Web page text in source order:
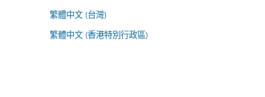
繁體中文 (台灣)
繁體中文 (香港特別行政區)